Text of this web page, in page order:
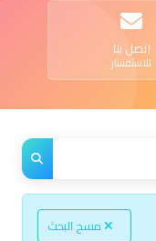
اتصل بنا
للاستفسار